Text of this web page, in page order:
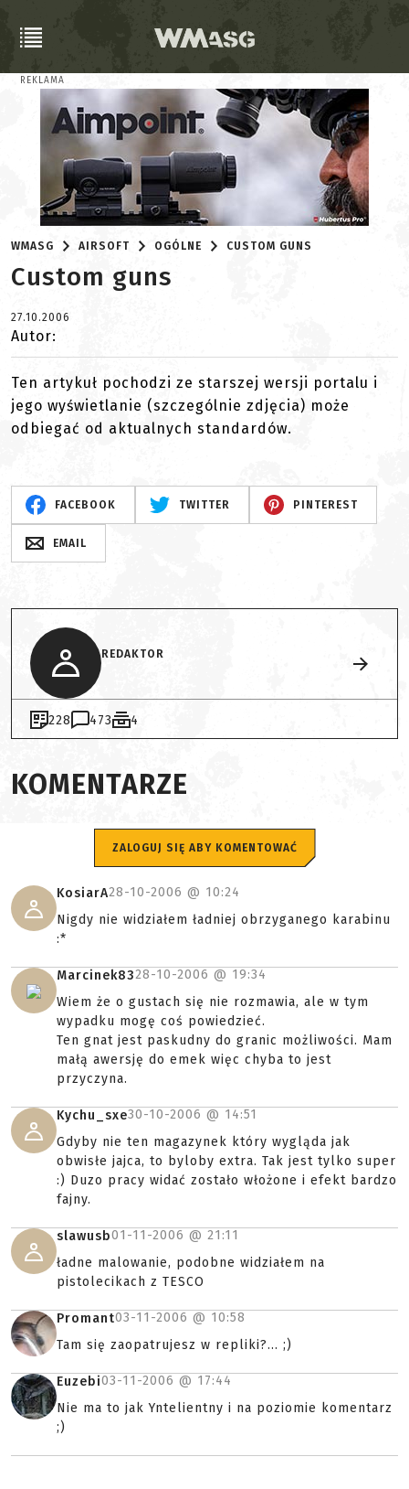
REKLAMA
WMASG AIRSOFT OGÓLNE CUSTOM GUNS
Custom guns
27.10.2006
Autor:
Ten artykuł pochodzi ze starszej wersji portalu i
jego wyświetlanie (szczególnie zdjęcia) może
odbiegać od aktualnych standardów.
FACEBOOK TWITTER PINTEREST
EMAIL
REDAKTOR
228 473 4
KOMENTARZE
ZALOGUJ SIĘ ABY KOMENTOWAĆ
KosiarA28-10-2006 @ 10:24
Nigdy nie widziałem ładniej obrzyganego karabinu
:*
Marcinek8328-10-2006 @ 19:34
Wiem że o gustach się nie rozmawia, ale w tym
wypadku mogę coś powiedzieć.
Ten gnat jest paskudny do granic możliwości. Mam
małą awersję do emek więc chyba to jest
przyczyna.
Kychu_sxe30-10-2006 @ 14:51
Gdyby nie ten magazynek który wygląda jak
obwisłe jajca, to byloby extra. Tak jest tylko super
:) Duzo pracy widać zostało włożone i efekt bardzo
fajny.
slawusb01-11-2006 @ 21:11
ładne malowanie, podobne widziałem na
pistolecikach z TESCO
Promant03-11-2006 @ 10:58
Tam się zaopatrujesz w repliki?... ;)
Euzebi03-11-2006 @ 17:44
Nie ma to jak Yntelientny i na poziomie komentarz
;)